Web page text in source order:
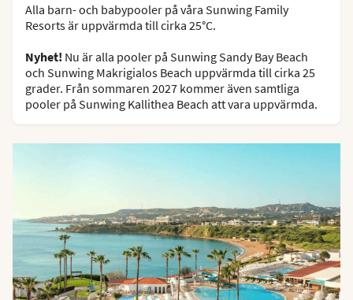
Alla barn- och babypooler på våra Sunwing Family
Resorts är uppvärmda till cirka 25°C.
Nyhet! Nu är alla pooler på Sunwing Sandy Bay Beach
och Sunwing Makrigialos Beach uppvärmda till cirka 25
grader. Från sommaren 2027 kommer även samtliga
pooler på Sunwing Kallithea Beach att vara uppvärmda.